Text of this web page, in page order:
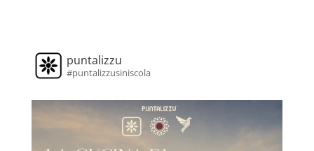
puntalizzu
#puntalizzusiniscola